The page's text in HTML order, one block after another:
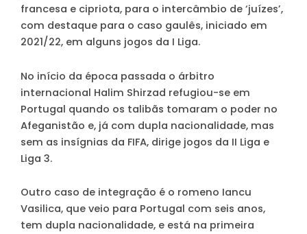
francesa e cipriota, para o intercâmbio de ‘juízes’,
com destaque para o caso gaulês, iniciado em
2021/22, em alguns jogos da I Liga.
No início da época passada o árbitro
internacional Halim Shirzad refugiou-se em
Portugal quando os talibãs tomaram o poder no
Afeganistão e, já com dupla nacionalidade, mas
sem as insígnias da FIFA, dirige jogos da II Liga e
Liga 3.
Outro caso de integração é o romeno Iancu
Vasilica, que veio para Portugal com seis anos,
tem dupla nacionalidade, e está na primeira